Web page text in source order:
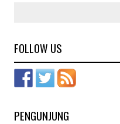
FOLLOW US
PENGUNJUNG